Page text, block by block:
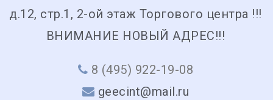
д.12, стр.1, 2-ой этаж Торгового центра !!!
ВНИМАНИЕ НОВЫЙ АДРЕС!!!
8 (495) 922-19-08
geecint@mail.ru